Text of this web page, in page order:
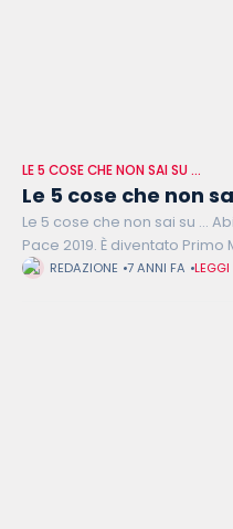
LE 5 COSE CHE NON SAI SU …
Le 5 cose che non
Le 5 cose che non sai su …
Pace 2019. È diventato
Stato africano per numero di
REDAZIONE 7 ANNI FA LEGGI